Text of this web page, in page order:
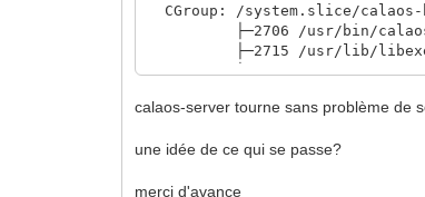
CGroup: /system.slice/calaos-
├─2706 /usr/bin/
├─2715 /usr/lib/libexec/
Mar 02 21:50:24 intel-corei7-64
Mar 02 21:50:44 intel-corei7-64
calaos-server tourne sans problème de
une idée de ce qui se passe?
merci d'avance